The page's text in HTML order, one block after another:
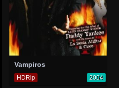
Vampiros
HDRip 2004